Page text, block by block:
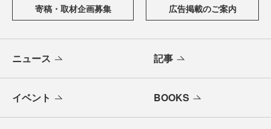
寄稿・取材企画募集 広告掲載のご案内
ニュース 記事
イベント BOOKS